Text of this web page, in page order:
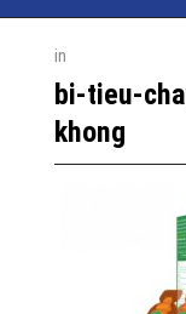
in
bi-tieu-
khong